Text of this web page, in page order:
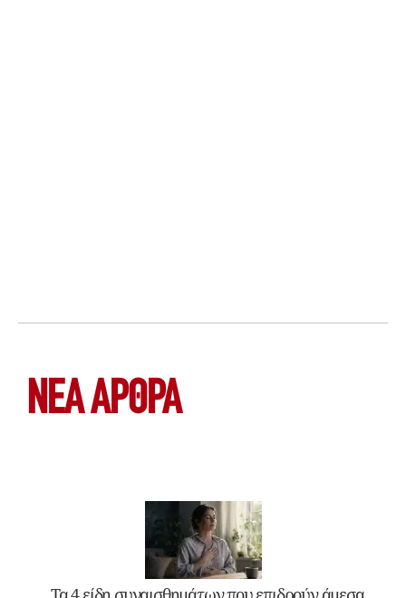
ΝΕΑ ΆΡΘΡΑ